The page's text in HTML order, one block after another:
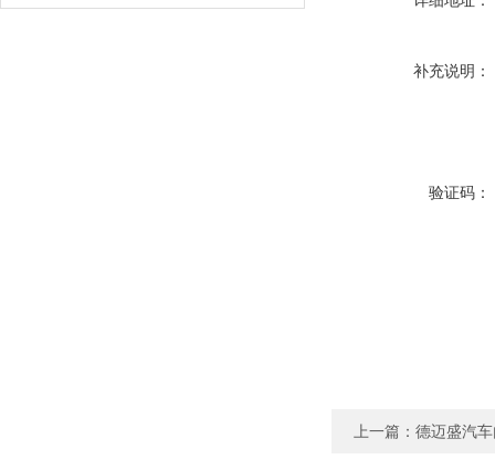
补充说明：
验证码：
上一篇： 德迈盛汽